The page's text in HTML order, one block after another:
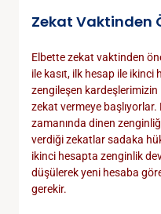
Zekat Vaktinden
Elbette zekat vaktinden
ile kasıt, ilk hesap ile ikinci
zengileşen kardeşlerimizin
zekat vermeye
zamanında dinen
verdiği zekatlar sadaka
ikinci hesapta zenginlik
düşülerek yeni hesaba
gerekir.